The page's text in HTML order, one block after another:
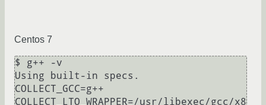
Centos 7
$ g++ -v
Using built-in specs.
COLLECT_GCC=g++
COLLECT_LTO_WRAPPER=/usr/libexec/gcc/x8